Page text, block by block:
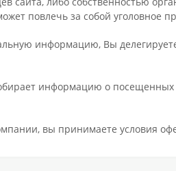
повлечь за собой уголовное
информацию, Вы
информацию о
вы принимаете условия